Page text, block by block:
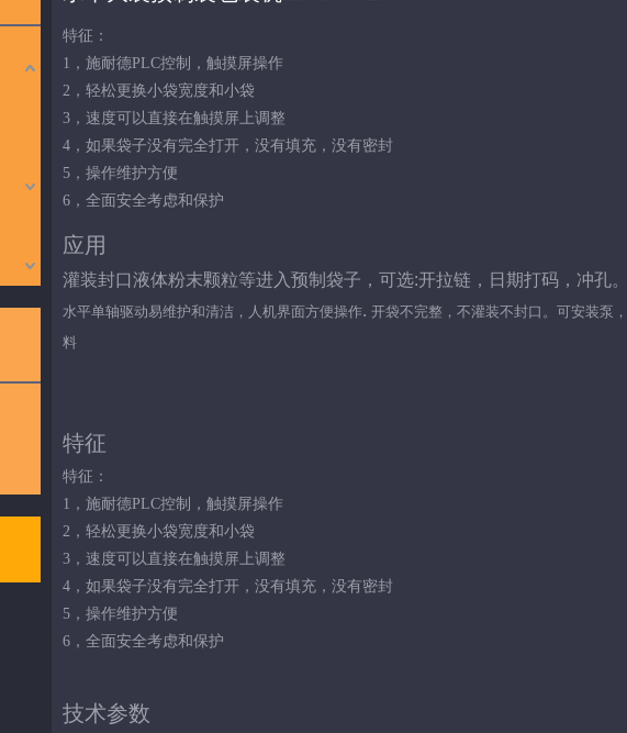
特征：
1，施耐德PLC控制，触摸屏操作
2，轻松更换小袋宽度和小袋
3，速度可以直接在触摸屏上调整
4，如果袋子没有完全打开，没有填充，没有密封
5，操作维护方便
6，全面安全考虑和保护
应用
灌装封口液体粉末颗粒等进入预制袋子，可选:开拉链，日期打码，冲孔。
水平单轴驱动易维护和清洁，人机界面方便操作. 开袋不完整，不灌装不封口。可安装泵
料
特征
特征：
1，施耐德PLC控制，触摸屏操作
2，轻松更换小袋宽度和小袋
3，速度可以直接在触摸屏上调整
4，如果袋子没有完全打开，没有填充，没有密封
5，操作维护方便
6，全面安全考虑和保护
技术参数